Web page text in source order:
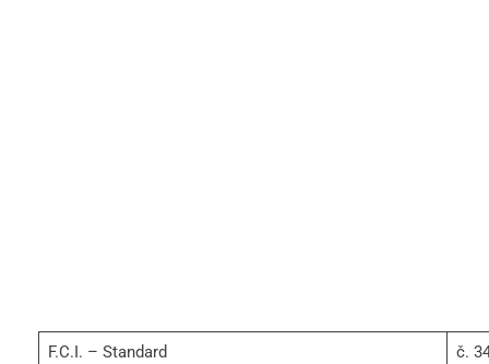
F.C.I. – Standard č.